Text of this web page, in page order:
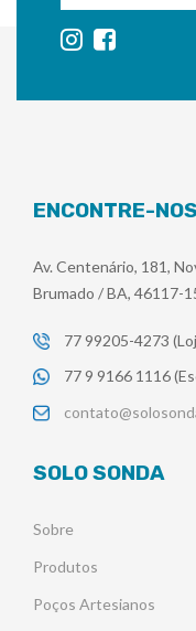
ENCONTRE-NOS
Av. Centenário, 181,
Brumado / BA, 46117-
77 99205-4273
77 9 9166 1116
SOLO SONDA
Sobre
Produtos
Poços Artesianos